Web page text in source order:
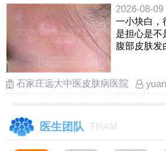
2026-08-09
一小块白，
是担心是不
腹部皮肤发
石家庄远大中医皮肤病医院
医生团队 THAM